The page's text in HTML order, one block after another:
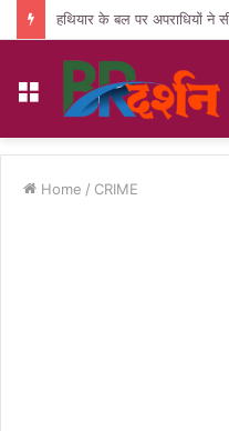
Menu
Home / CRIME